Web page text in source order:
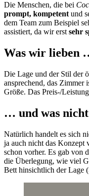
Die Menschen, die bei
prompt, kompetentund
dem Team zum Beispiel
assistiert, da wir erstsehr
Was wir lieben
Die Lage und der Stil der
ansprechend, das Zimmer
Größe. Das Preis-/
… und was nicht
Natürlich handelt es sich
ja auch nicht das Konzept
schon vorher. Es gab von
die Überlegung, wie viel
Bett hinsichtlich der Lage